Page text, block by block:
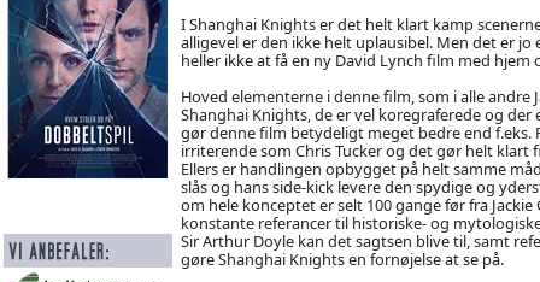
I Shanghai Knights er det helt klart kamp
alligevel er den ikke helt uplausibel. Men det er
heller ikke at få en ny David Lynch film med
Hoved elementerne i denne film, som i alle andre
Shanghai Knights, de er vel koregraferede og
gør denne film betydeligt meget bedre end f.eks.
irriterende som Chris Tucker og det gør helt
Ellers er handlingen opbygget på helt samme
slås og hans side-kick levere den spydige og
om hele konceptet er selt 100 gange før fra
konstante referancer til historiske- og
Sir Arthur Doyle kan det sagtsen blive til, samt
gøre Shanghai Knights en fornøjelse at se på.